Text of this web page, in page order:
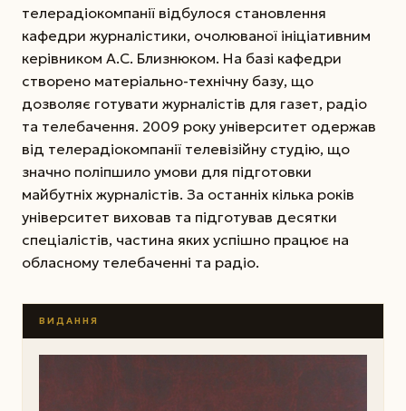
телерадіокомпанії відбулося становлення
кафедри журналістики, очолюваної ініціативним
керівником А.С. Близнюком. На базі кафедри
створено матеріально-технічну базу, що
дозволяє готувати журналістів для газет, радіо
та телебачення. 2009 року університет одержав
від телерадіокомпанії телевізійну студію, що
значно поліпшило умови для підготовки
майбутніх журналістів. За останніх кілька років
університет виховав та підготував десятки
спеціалістів, частина яких успішно працює на
обласному телебаченні та радіо.
ВИДАННЯ